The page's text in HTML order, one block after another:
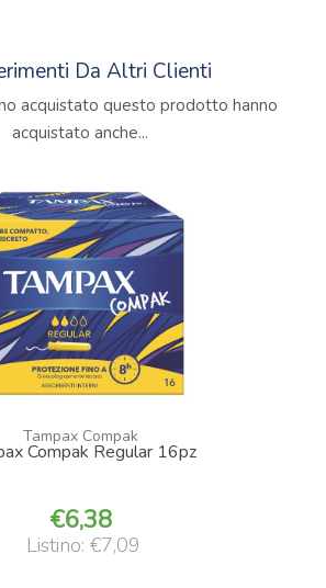
Da Altri Clienti
acquistato questo prodotto hanno
acquistato anche...
Tampax Compak
Compak Regular 16pz
6,38
Listino: €7,09